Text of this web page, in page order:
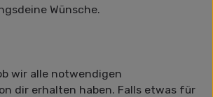
Wünsche.
wir alle notwendigen
dir erhalten haben. Falls etwas für